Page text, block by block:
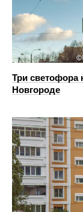
Три светофора
Новгороде